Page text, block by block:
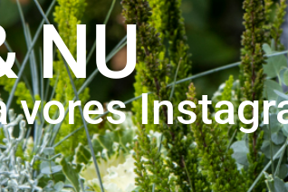
NU
vores